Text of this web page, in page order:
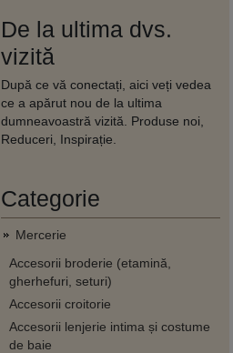
De la ultima dvs.
vizită
După ce vă conectați, aici veți vedea
ce a apărut nou de la ultima
dumneavoastră vizită. Produse noi,
Reduceri, Inspirație.
Categorie
Mercerie
Accesorii broderie (etamină,
gherhefuri, seturi)
Accesorii croitorie
Accesorii lenjerie intima și costume
de baie